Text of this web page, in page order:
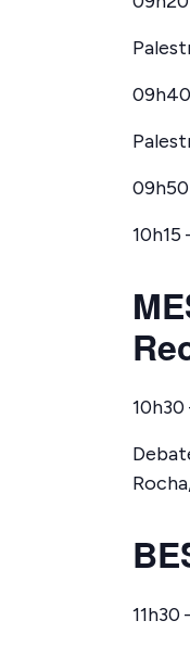
10h15